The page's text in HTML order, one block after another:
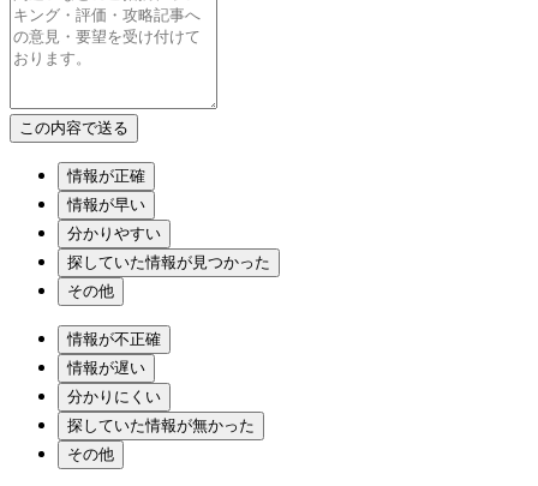
情報が正確
情報が早い
分かりやすい
探していた情報が見つかった
その他
情報が不正確
情報が遅い
分かりにくい
探していた情報が無かった
その他